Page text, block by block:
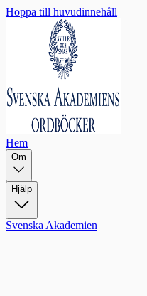
Hoppa till huvudinnehåll
Hem
Om
Hjälp
Svenska Akademien